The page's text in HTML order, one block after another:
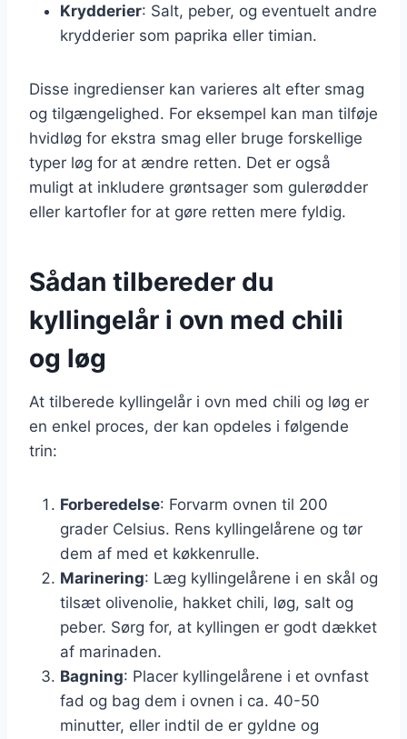
Krydderier: Salt, peber, og eventuelt andre
krydderier som paprika eller timian.
Disse ingredienser kan varieres alt efter smag
og tilgængelighed. For eksempel kan man tilføje
hvidløg for ekstra smag eller bruge forskellige
typer løg for at ændre retten. Det er også
muligt at inkludere grøntsager som gulerødder
eller kartofler for at gøre retten mere fyldig.
Sådan tilbereder du
kyllingelår i ovn med chili
og løg
At tilberede kyllingelår i ovn med chili og løg er
en enkel proces, der kan opdeles i følgende
trin:
Forberedelse: Forvarm ovnen til 200
grader Celsius. Rens kyllingelårene og tør
dem af med et køkkenrulle.
Marinering: Læg kyllingelårene i en skål og
tilsæt olivenolie, hakket chili, løg, salt og
peber. Sørg for, at kyllingen er godt dækket
af marinaden.
Bagning: Placer kyllingelårene i et ovnfast
fad og bag dem i ovnen i ca. 40-50
minutter, eller indtil de er gyldne og